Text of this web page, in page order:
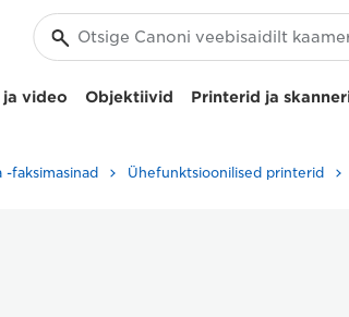
video Objektiivid Printerid ja
faksimasinad Ühefunktsioonilised printerid